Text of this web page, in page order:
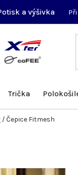
a výšivka
Trička
/Čepice Fitmesh